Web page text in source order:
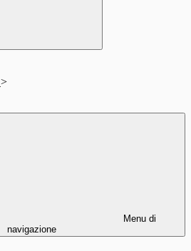
>
Menu di
navigazione